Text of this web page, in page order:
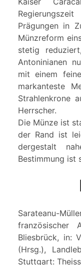
Prägungen in
Münzreform
stetig
Antoninianen
mit einem
markanteste
Strahlenkrone
Herrscher.
Die Münze ist
der Rand ist
dergestalt
Bestimmung ist
Sarateanu-
französischer
Bliesbrück, in:
(Hrsg.),
Stuttgart: